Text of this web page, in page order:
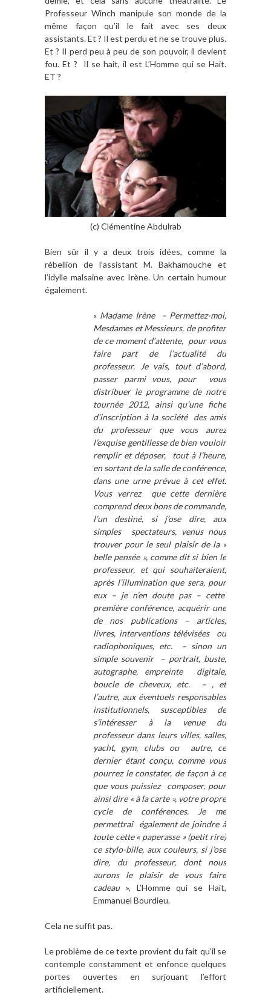
Professeur Winch manipule son monde de la
même façon qu’il le fait avec ses deux
assistants. Et ? Il est perdu et ne se trouve plus.
Et ? Il perd peu à peu de son pouvoir, il devient
fou. Et ? Il se hait, il est L’Homme qui se Hait.
ET ?
(c) Clémentine Abdulrab
Bien sûr il y a deux trois idées, comme la
rébellion de l’assistant M. Bakhamouche et
l’idylle malsaine avec Irène. Un certain humour
également.
« Madame Irène – Permettez-moi,
Mesdames et Messieurs, de profiter
de ce moment d’attente, pour vous
faire part de l’actualité du
professeur. Je vais, tout d’abord,
passer parmi vous, pour vous
distribuer le programme de notre
tournée 2012, ainsi qu’une fiche
d’inscription à la société des amis
du professeur que vous aurez
l’exquise gentillesse de bien vouloir
remplir et déposer, tout à l’heure,
en sortant de la salle de conférence,
dans une urne prévue à cet effet.
Vous verrez que cette dernière
comprend deux bons de commande,
l’un destiné, si j’ose dire, aux
simples spectateurs, venus nous
trouver pour le seul plaisir de la «
belle pensée », comme dit si bien le
professeur, et qui souhaiteraient,
après l’illumination que sera, pour
eux – je n’en doute pas – cette
première conférence, acquérir une
de nos publications – articles,
livres, interventions télévisées ou
radiophoniques, etc. – sinon un
simple souvenir – portrait, buste,
autographe, empreinte digitale,
boucle de cheveux, etc. – , et
l’autre, aux éventuels responsables
institutionnels, susceptibles de
s’intéresser à la venue du
professeur dans leurs villes, salles,
yacht, gym, clubs ou autre, ce
dernier étant conçu, comme vous
pourrez le constater, de façon à ce
que vous puissiez composer, pour
ainsi dire « à la carte », votre propre
cycle de conférences. Je me
permettrai également de joindre à
toute cette « paperasse » (petit rire)
ce stylo-bille, aux couleurs, si j’ose
dire, du professeur, dont nous
aurons le plaisir de vous faire
cadeau », L’Homme qui se Hait,
Emmanuel Bourdieu.
Cela ne suffit pas.
Le problème de ce texte provient du fait qu’il se
contemple constamment et enfonce quelques
portes ouvertes en surjouant l’effort
artificiellement.